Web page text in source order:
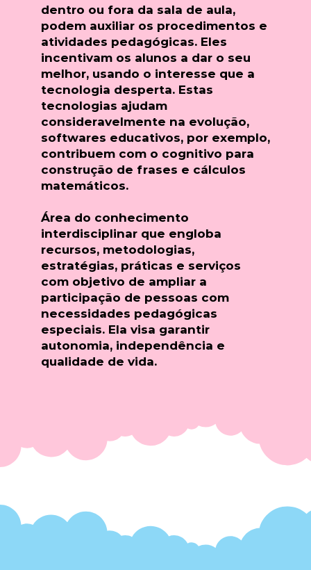
dentro ou fora da sala de aula,
podem auxiliar os procedimentos e
atividades pedagógicas. Eles
incentivam os alunos a dar o seu
melhor, usando o interesse que a
tecnologia desperta. Estas
tecnologias ajudam
consideravelmente na evolução,
softwares educativos, por exemplo,
contribuem com o cognitivo para
construção de frases e cálculos
matemáticos.
Área do conhecimento
interdisciplinar que engloba
recursos, metodologias,
estratégias, práticas e serviços
com objetivo de ampliar a
participação de pessoas com
necessidades pedagógicas
especiais. Ela visa garantir
autonomia, independência e
qualidade de vida.